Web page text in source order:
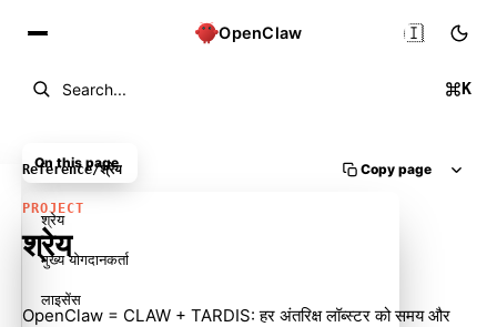
OpenClaw
Search... K
🇮🇳
Reference/श्रेय Copy page
PROJECT
श्रेय
OpenClaw = CLAW + TARDIS: हर अंतरिक्ष लॉब्स्टर को समय और
On this page
श्रेय
मुख्य योगदानकर्ता
लाइसेंस